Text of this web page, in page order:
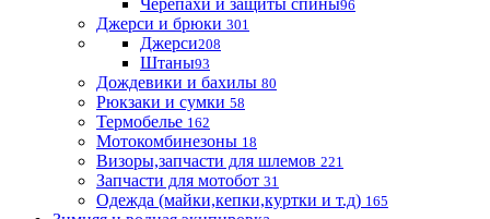
Черепахи и защиты спины96
Джерси и брюки 301
Джерси208
Штаны93
Дождевики и бахилы 80
Рюкзаки и сумки 58
Термобелье 162
Мотокомбинезоны 18
Визоры,запчасти для шлемов 221
Запчасти для мотобот 31
Одежда (майки,кепки,куртки и т.д) 165